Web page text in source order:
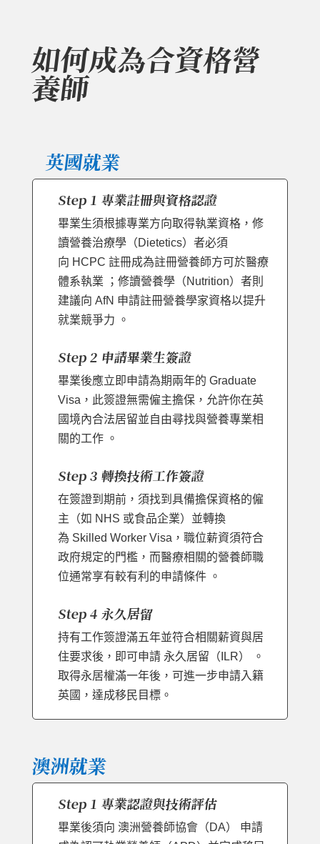
如何成為合資格營
養師
英國就業
Step 1 專業註冊與資格認證
畢業生須根據專業方向取得執業資格，修
讀營養治療學（Dietetics）者必須
向 HCPC 註冊成為註冊營養師方可於醫療
體系執業 ；修讀營養學（Nutrition）者則
建議向 AfN 申請註冊營養學家資格以提升
就業競爭力 。
Step 2 申請畢業生簽證
畢業後應立即申請為期兩年的 Graduate
Visa，此簽證無需僱主擔保，允許你在英
國境內合法居留並自由尋找與營養專業相
關的工作 。
Step 3 轉換技術工作簽證
在簽證到期前，須找到具備擔保資格的僱
主（如 NHS 或食品企業）並轉換
為 Skilled Worker Visa，職位薪資須符合
政府規定的門檻，而醫療相關的營養師職
位通常享有較有利的申請條件 。
Step 4 永久居留
持有工作簽證滿五年並符合相關薪資與居
住要求後，即可申請 永久居留（ILR） 。
取得永居權滿一年後，可進一步申請入籍
英國，達成移民目標。
澳洲就業
Step 1 專業認證與技術評估
畢業後須向 澳洲營養師協會（DA） 申請